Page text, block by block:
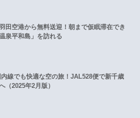
田空港から無料送迎！朝まで仮眠滞在でき
泉平和島」を訪れる
線でも快適な空の旅！JAL528便で新千歳
（2025年2月版）